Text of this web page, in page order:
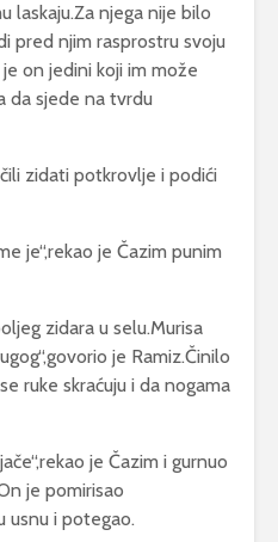
laskaju.Za njega nije bilo
pred njim rasprostru svoju
on jedini koji im može
da sjede na tvrdu
potkrovlje i podići
je Čazim punim
zidara u selu.Murisa
je Ramiz.Činilo
ruke skraćuju i da nogama
je Čazim i gurnuo
je pomirisao
usnu i potegao.